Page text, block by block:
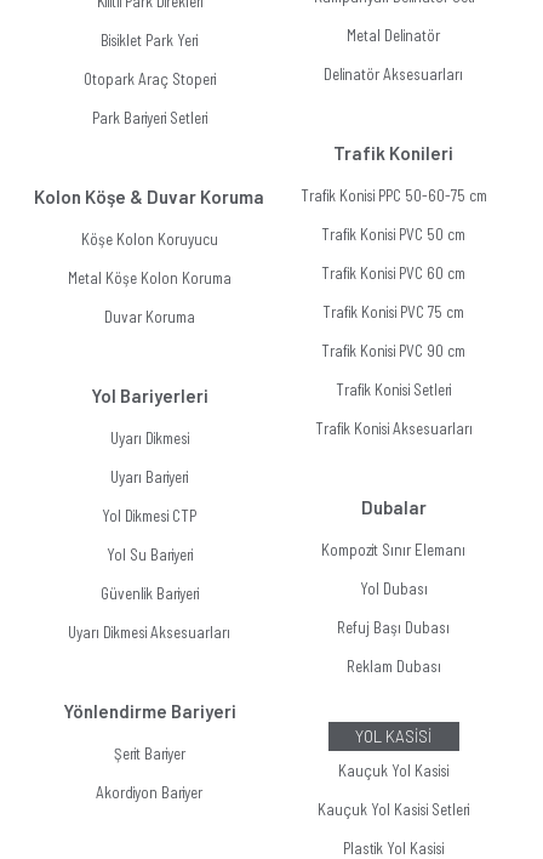
Bisiklet Park Yeri
Otopark Araç Stoperi
Park Bariyeri Setleri
Kolon Köşe & Duvar Koruma
Köşe Kolon Koruyucu
Metal Köşe Kolon Koruma
Duvar Koruma
Yol Bariyerleri
Uyarı Dikmesi
Uyarı Bariyeri
Yol Dikmesi CTP
Yol Su Bariyeri
Güvenlik Bariyeri
Uyarı Dikmesi Aksesuarları
Yönlendirme Bariyeri
Şerit Bariyer
Akordiyon Bariyer
Metal Delinatör
Delinatör Aksesuarları
Trafik Konileri
Trafik Konisi PPC 50-60-75 cm
Trafik Konisi PVC 50 cm
Trafik Konisi PVC 60 cm
Trafik Konisi PVC 75 cm
Trafik Konisi PVC 90 cm
Trafik Konisi Setleri
Trafik Konisi Aksesuarları
Dubalar
Kompozit Sınır Elemanı
Yol Dubası
Refuj Başı Dubası
Reklam Dubası
YOL KASİSİ
Kauçuk Yol Kasisi
Kauçuk Yol Kasisi Setleri
Plastik Yol Kasisi